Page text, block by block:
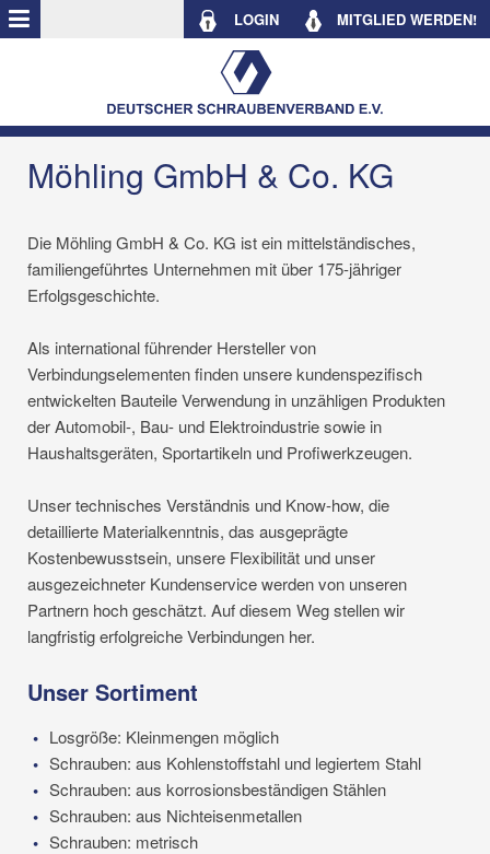
LOGIN MITGLIED WERDEN!
Möhling GmbH & Co. KG
Die Möhling GmbH & Co. KG ist ein mittelständisches,
familiengeführtes Unternehmen mit über 175-jähriger
Erfolgsgeschichte.
Als international führender Hersteller von
Verbindungselementen finden unsere kundenspezifisch
entwickelten Bauteile Verwendung in unzähligen Produkten
der Automobil-, Bau- und Elektroindustrie sowie in
Haushaltsgeräten, Sportartikeln und Profiwerkzeugen.
Unser technisches Verständnis und Know-how, die
detaillierte Materialkenntnis, das ausgeprägte
Kostenbewusstsein, unsere Flexibilität und unser
ausgezeichneter Kundenservice werden von unseren
Partnern hoch geschätzt. Auf diesem Weg stellen wir
langfristig erfolgreiche Verbindungen her.
Unser Sortiment
Losgröße: Kleinmengen möglich
Schrauben: aus Kohlenstoffstahl und legiertem Stahl
Schrauben: aus korrosionsbeständigen Stählen
Schrauben: aus Nichteisenmetallen
Schrauben: metrisch